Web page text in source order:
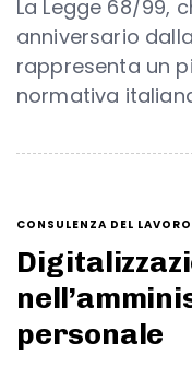
La Legge 68/99,
anniversario
rappresenta un
normativa
CONSULENZA DEL LAVORO
personale